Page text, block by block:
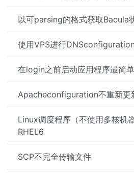
以可parsing的格式获取Bacula
使用VPS进行DNSconfiguration
在login之前启动应用程序最简
Apacheconfiguration不重新更
Linux调度程序（不使用多核机
RHEL6
SCP不完全传输文件